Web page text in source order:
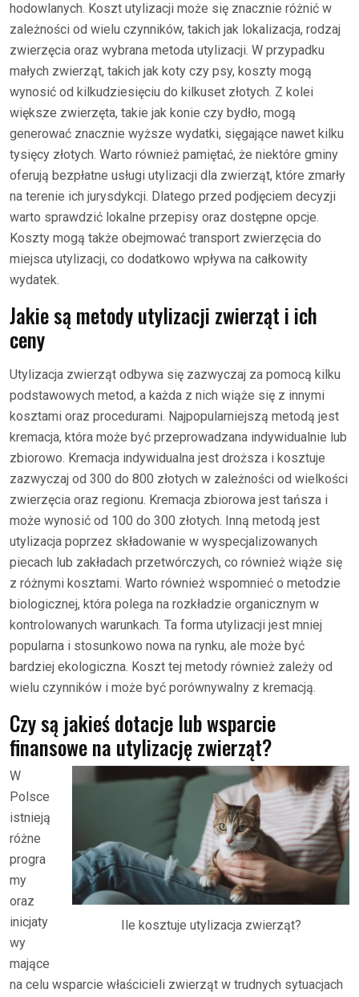
hodowlanych. Koszt utylizacji może się znacznie różnić w
zależności od wielu czynników, takich jak lokalizacja, rodzaj
zwierzęcia oraz wybrana metoda utylizacji. W przypadku
małych zwierząt, takich jak koty czy psy, koszty mogą
wynosić od kilkudziesięciu do kilkuset złotych. Z kolei
większe zwierzęta, takie jak konie czy bydło, mogą
generować znacznie wyższe wydatki, sięgające nawet kilku
tysięcy złotych. Warto również pamiętać, że niektóre gminy
oferują bezpłatne usługi utylizacji dla zwierząt, które zmarły
na terenie ich jurysdykcji. Dlatego przed podjęciem decyzji
warto sprawdzić lokalne przepisy oraz dostępne opcje.
Koszty mogą także obejmować transport zwierzęcia do
miejsca utylizacji, co dodatkowo wpływa na całkowity
wydatek.
Jakie są metody utylizacji zwierząt i ich
ceny
Utylizacja zwierząt odbywa się zazwyczaj za pomocą kilku
podstawowych metod, a każda z nich wiąże się z innymi
kosztami oraz procedurami. Najpopularniejszą metodą jest
kremacja, która może być przeprowadzana indywidualnie lub
zbiorowo. Kremacja indywidualna jest droższa i kosztuje
zazwyczaj od 300 do 800 złotych w zależności od wielkości
zwierzęcia oraz regionu. Kremacja zbiorowa jest tańsza i
może wynosić od 100 do 300 złotych. Inną metodą jest
utylizacja poprzez składowanie w wyspecjalizowanych
piecach lub zakładach przetwórczych, co również wiąże się
z różnymi kosztami. Warto również wspomnieć o metodzie
biologicznej, która polega na rozkładzie organicznym w
kontrolowanych warunkach. Ta forma utylizacji jest mniej
popularna i stosunkowo nowa na rynku, ale może być
bardziej ekologiczna. Koszt tej metody również zależy od
wielu czynników i może być porównywalny z kremacją.
Czy są jakieś dotacje lub wsparcie
finansowe na utylizację zwierząt?
Ile kosztuje utylizacja zwierząt?
W
Polsce
istnieją
różne
progra
my
oraz
inicjaty
wy
mające
na celu wsparcie właścicieli zwierząt w trudnych sytuacjach